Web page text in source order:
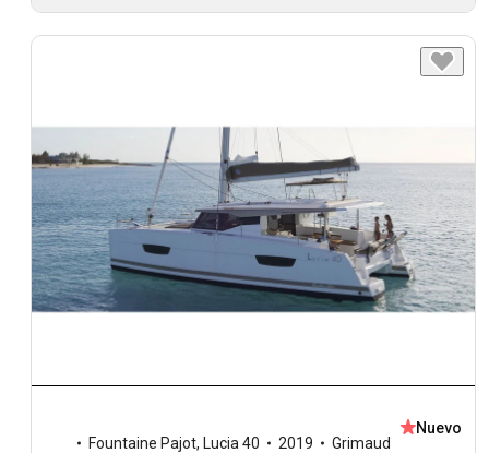
Fountaine Pajot, Lucia 40 2019 Grimaud
Nuevo